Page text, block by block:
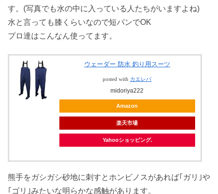
す。(写真でも水の中に入っている人たちがいますよね)
水と言っても膝くらいなので短パンでOK
プロ達はこんなん使ってます。
ウェーダー 防水 釣り用スーツ
posted with カエレバ
midoriya222
Amazon
楽天市場
Yahooショッピング
熊手をガシガシ砂地に刺すとホンビノスがあれば｢ガリ｣や
｢ゴリ｣みたいな明らかな感触があります。